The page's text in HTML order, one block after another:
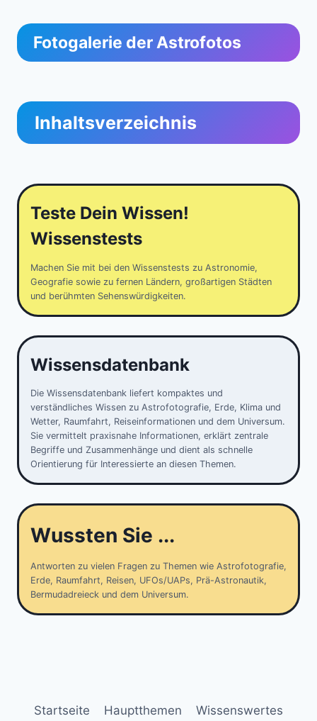
Fotogalerie der Astrofotos
Inhaltsverzeichnis
Teste Dein Wissen!
Wissenstests
Machen Sie mit bei den Wissenstests zu Astronomie,
Geografie sowie zu fernen Ländern, großartigen Städten
und berühmten Sehenswürdigkeiten.
Wissensdatenbank
Die Wissensdatenbank liefert kompaktes und
verständliches Wissen zu Astrofotografie, Erde, Klima und
Wetter, Raumfahrt, Reiseinformationen und dem Universum.
Sie vermittelt praxisnahe Informationen, erklärt zentrale
Begriffe und Zusammenhänge und dient als schnelle
Orientierung für Interessierte an diesen Themen.
Wussten Sie ...
Antworten zu vielen Fragen zu Themen wie Astrofotografie,
Erde, Raumfahrt, Reisen, UFOs/UAPs, Prä-Astronautik,
Bermudadreieck und dem Universum.
Startseite Hauptthemen Wissenswertes